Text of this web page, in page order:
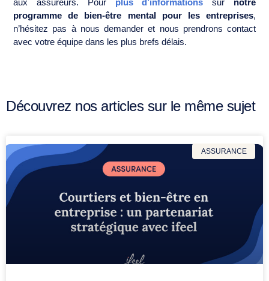
aux assureurs. Pourplus d’informations sur notre
programme de bien-être mental pour les entreprises,
n’hésitez pas à nous demander et nous prendrons contact
avec votre équipe dans les plus brefs délais.
Découvrez nos articles sur le même sujet
ASSURANCE